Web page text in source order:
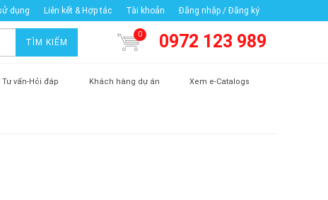
dụng Liên kết & Hợp tác Tài khoản Đăng nhập / Đăng ký
TÌM KIẾM
0 0972 123 989
Tư vấn-Hỏi đáp Khách hàng dự án Xem e-Catalogs